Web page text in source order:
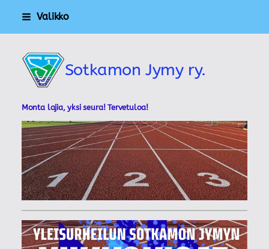
Siirry
Valikko
Sotkamon Jymy ry.
Monta lajia, yksi seura! Tervetuloa!